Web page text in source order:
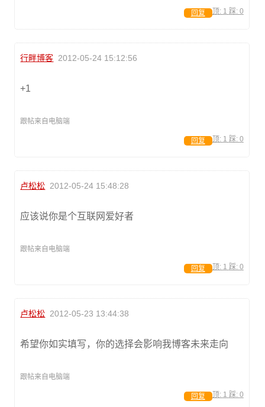
顶: 1 踩: 0
回复
行畔博客 2012-05-24 15:12:56
+1
跟帖来自电脑端
顶: 1 踩: 0
回复
卢松松 2012-05-24 15:48:28
应该说你是个互联网爱好者
跟帖来自电脑端
顶: 1 踩: 0
回复
卢松松 2012-05-23 13:44:38
希望你如实填写，你的选择会影响我博客未来走向
跟帖来自电脑端
顶: 1 踩: 0
回复